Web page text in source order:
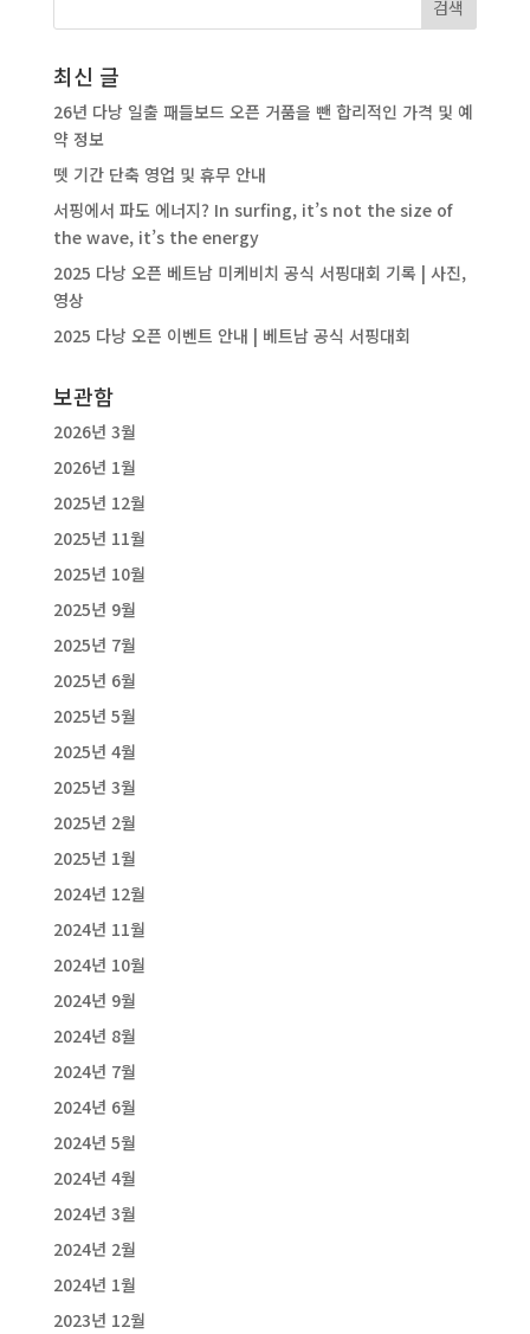
최신 글
26년 다낭 일출 패들보드 오픈 거품을 뺀 합리적인 가격 및 예
약 정보
뗏 기간 단축 영업 및 휴무 안내
서핑에서 파도 에너지? In surfing, it’s not the size of
the wave, it’s the energy
2025 다낭 오픈 베트남 미케비치 공식 서핑대회 기록 | 사진,
영상
2025 다낭 오픈 이벤트 안내 | 베트남 공식 서핑대회
보관함
2026년 3월
2026년 1월
2025년 12월
2025년 11월
2025년 10월
2025년 9월
2025년 7월
2025년 6월
2025년 5월
2025년 4월
2025년 3월
2025년 2월
2025년 1월
2024년 12월
2024년 11월
2024년 10월
2024년 9월
2024년 8월
2024년 7월
2024년 6월
2024년 5월
2024년 4월
2024년 3월
2024년 2월
2024년 1월
2023년 12월